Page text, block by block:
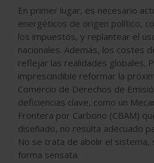
En primer lugar, es necesario
energéticos de origen político,
los impuestos, y replantear el
nacionales. Además, los costes
reflejar las realidades globales.
imprescindible reformar la
Comercio de Derechos de
deficiencias clave, como un
Frontera por Carbono (CBAM)
diseñado, no resulta adecuado
No se trata de abolir el sistema,
forma sensata.